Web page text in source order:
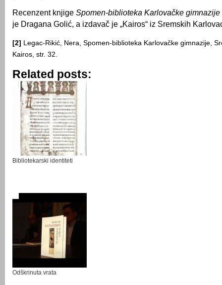
Recenzent knjige Spomen-biblioteka Karlovačke gimnazije
je Dragana Golić, a izdavač je „Kairos“ iz Sremskih
[2] Legac-Rikić, Nera, Spomen-biblioteka Karlovačke gimnazije,
Kairos, str. 32.
Related posts:
Bibliotekarski identiteti
Odškrinuta vrata